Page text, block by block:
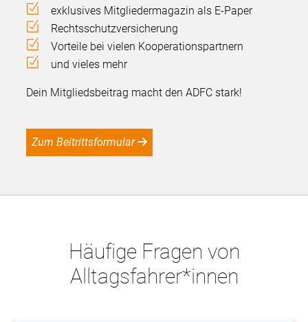
exklusives Mitgliedermagazin als E-Paper
Rechtsschutzversicherung
Vorteile bei vielen Kooperationspartnern
und vieles mehr
Dein Mitgliedsbeitrag macht den ADFC stark!
Zum Beitrittsformular
Häufige Fragen von
Alltagsfahrer*innen